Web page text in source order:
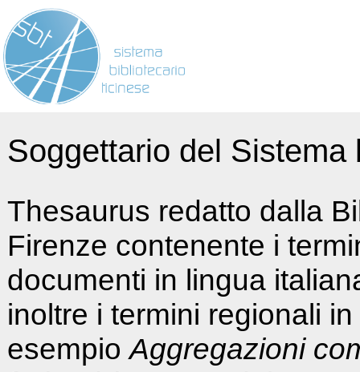
Soggettario del
Thesaurus redatto dalla
Firenze contenente i
documenti in lingua
inoltre i termini regionali
esempioAggregazioni